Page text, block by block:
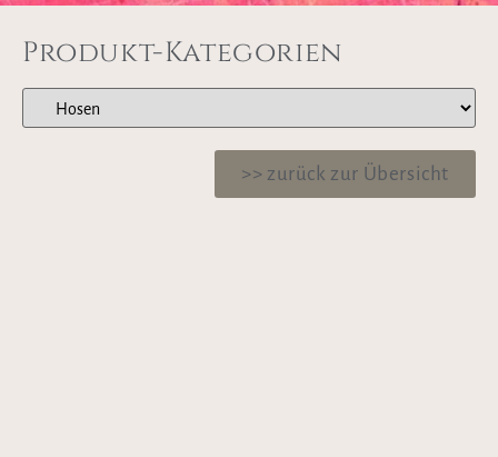
Produkt-Kategorien
>> zurück zur Übersicht